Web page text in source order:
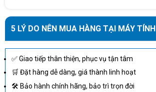
Đa chức năng cho doanh nghiệp thông minh
Canon Đa chức năng MF449X vượt xa các máy
truyền thông đa chức năng bằng cách mang đến
5 LÝ DO NÊN MUA HÀNG TẠI MÁY
✅ Giao tiếp thân thiện, phục vụ tận tâm
🛒 Đặt hàng dễ dàng, giá thành linh hoạt
🛠 Bảo hành chính hãng, bảo trì trọn đời